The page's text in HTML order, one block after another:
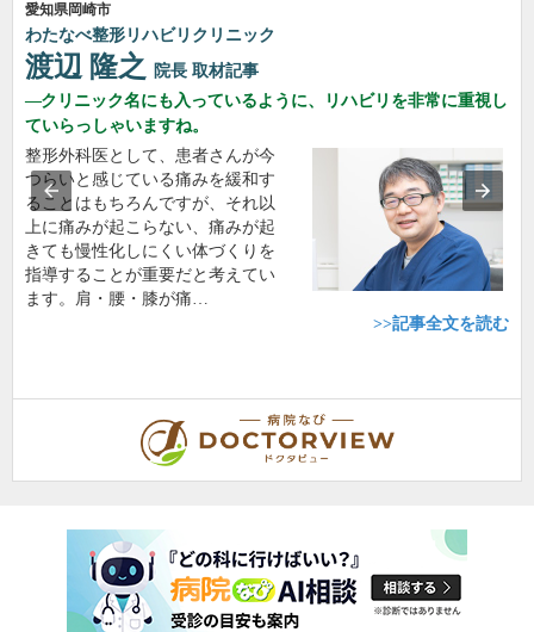
愛知県岡崎市
わたなべ整形リハビリクリニック
渡辺 隆之 院長 取材記事
クリニック名にも入っているように、リハビリを非常に重視し
ていらっしゃいますね。
整形外科医として、患者さんが今
つらいと感じている痛みを緩和す
ることはもちろんですが、それ以
上に痛みが起こらない、痛みが起
きても慢性化しにくい体づくりを
指導することが重要だと考えてい
ます。肩・腰・膝が痛…
>>記事全文を読む